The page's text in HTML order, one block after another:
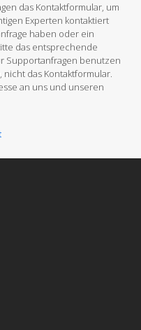
das Kontaktformular, um
Experten kontaktiert
haben oder ein
das entsprechende
Supportanfragen benutzen
das Kontaktformular.
an uns und unseren